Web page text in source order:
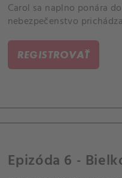
Carol sa naplno ponára
nebezpečenstvo
REGISTROVAŤ
Epizóda 6 -